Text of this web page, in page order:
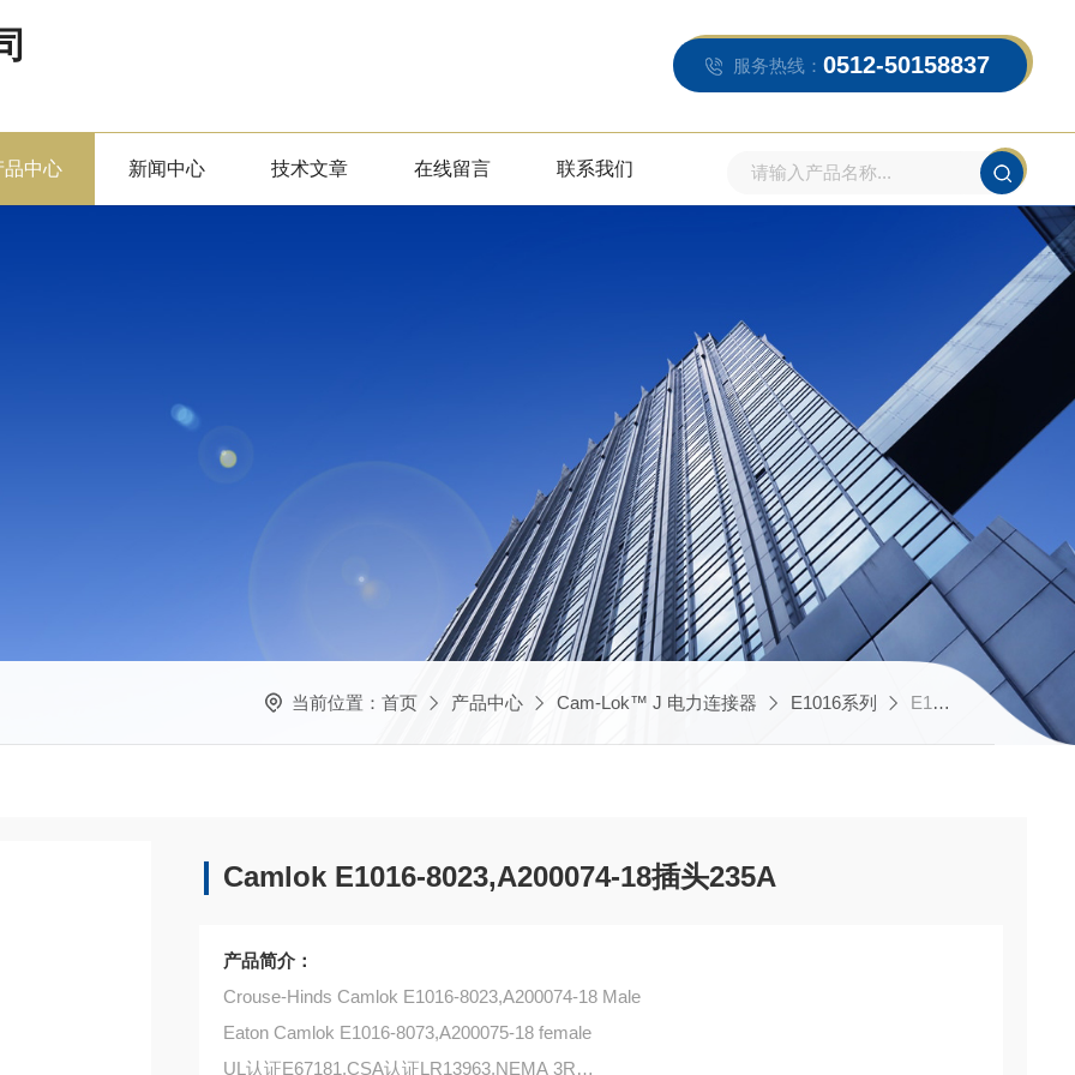
服务热线： 0512-50158837
品中心 新闻中心 技术文章 在线留言 联系我们
当前位置： 首页 产品中心 Cam-Lok™ J 电力连接器 E1016系列 E1016-8073,A200075-18伊顿Camlok E1016-8023,A200074-18插头235A
Camlok E1016-8023,A200074-18插头235A
产品简介：
Crouse-Hinds Camlok E1016-8023,A200074-18 Male
Eaton Camlok E1016-8073,A200075-18 female
UL认证E67181,CSA认证LR13963,NEMA 3R